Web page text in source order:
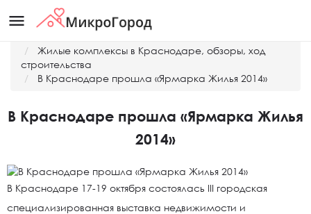
menu
Жилые комплексы в Краснодаре, обзоры, ход
строительства
В Краснодаре прошла «Ярмарка Жилья 2014»
В Краснодаре прошла «Ярмарка Жилья
2014»
В Краснодаре 17-19 октября состоялась III городская
специализированная выставка недвижимости и